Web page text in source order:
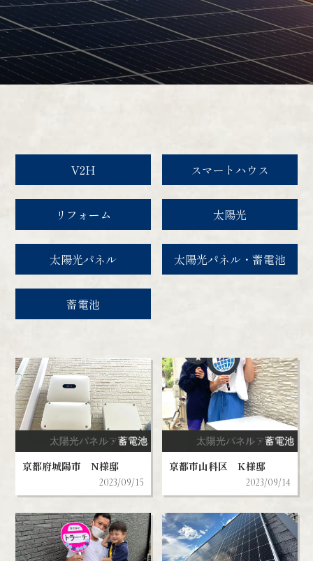
V2H スマートハウス
リフォーム 太陽光
太陽光パネル 太陽光パネル・蓄電池
蓄電池
V2H
スマートハウス
リフォーム
太陽光パネル・蓄電池
蓄電池
京都府城陽市 N様邸
2023/09/15
V2H
スマートハウス
リフォーム
太陽光パネル・蓄電池
蓄電池
京都市山科区 K様邸
2023/09/14